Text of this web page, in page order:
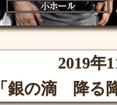
2019年
「銀の滴 降る